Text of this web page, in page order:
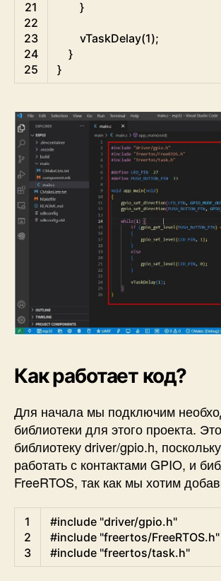
21
22
23
24
25
}
vTaskDelay(1);
}
}
Как работает код?
Для начала мы подключим
библиотеки для этого проекта.
библиотеку driver/gpio.h,
работать с контактами GPIO, и
FreeRTOS, так как мы хотим
1
2
3
#include "driver/gpio.h"
#include "freertos/FreeRTOS.h"
#include "freertos/task.h"